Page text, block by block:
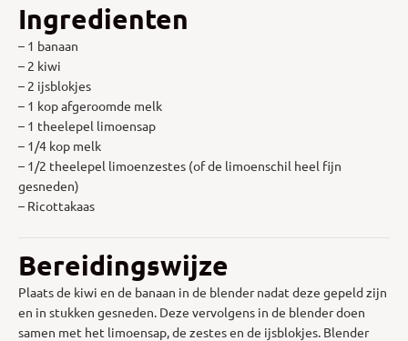
Ingredienten
– 1 banaan
– 2 kiwi
– 2 ijsblokjes
– 1 kop afgeroomde melk
– 1 theelepel limoensap
– 1/4 kop melk
– 1/2 theelepel limoenzestes (of de limoenschil heel fijn
gesneden)
– Ricottakaas
Bereidingswijze
Plaats de kiwi en de banaan in de blender nadat deze gepeld zijn
en in stukken gesneden. Deze vervolgens in de blender doen
samen met het limoensap, de zestes en de ijsblokjes. Blender